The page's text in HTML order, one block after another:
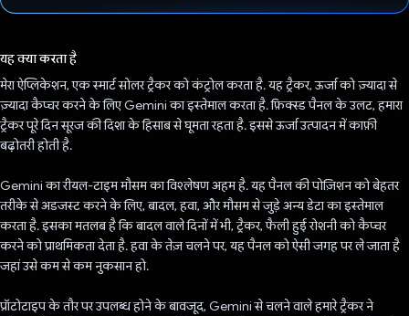
यह क्या करता है
मेरा ऐप्लिकेशन, एक स्मार्ट सोलर ट्रैकर को कंट्रोल करता है. यह ट्रैकर, ऊर्जा को ज़्यादा से
ज़्यादा कैप्चर करने के लिए Gemini का इस्तेमाल करता है. फ़िक्स्ड पैनल के उलट, हमारा
ट्रैकर पूरे दिन सूरज की दिशा के हिसाब से घूमता रहता है. इससे ऊर्जा उत्पादन में काफ़ी
बढ़ोतरी होती है.
Gemini का रीयल-टाइम मौसम का विश्लेषण अहम है. यह पैनल की पोज़िशन को बेहतर
तरीके से अडजस्ट करने के लिए, बादल, हवा, और मौसम से जुड़े अन्य डेटा का इस्तेमाल
करता है. इसका मतलब है कि बादल वाले दिनों में भी, ट्रैकर, फैली हुई रोशनी को कैप्चर
करने को प्राथमिकता देता है. हवा के तेज़ चलने पर, यह पैनल को ऐसी जगह पर ले जाता है
जहां उसे कम से कम नुकसान हो.
प्रॉटोटाइप के तौर पर उपलब्ध होने के बावजूद, Gemini से चलने वाले हमारे ट्रैकर ने